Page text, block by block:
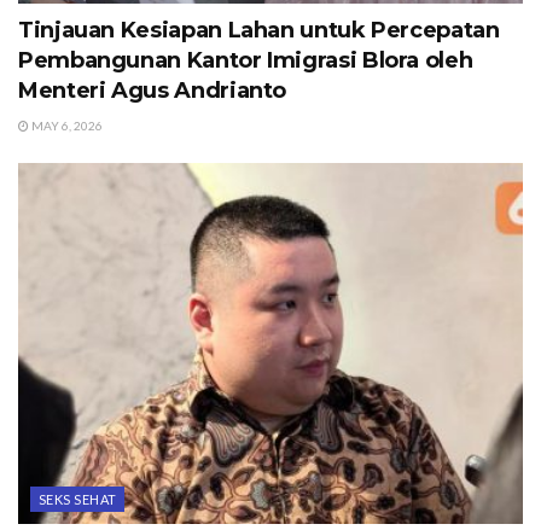
Tinjauan Kesiapan Lahan untuk Percepatan
Pembangunan Kantor Imigrasi Blora oleh
Menteri Agus Andrianto
MAY 6, 2026
SEKS SEHAT